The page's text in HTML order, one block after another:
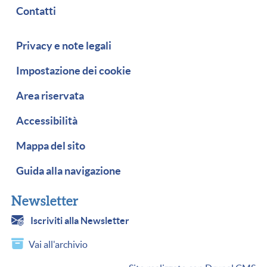
Contatti
Piè di pagina
Privacy e note legali
Impostazione dei cookie
Area riservata
Accessibilità
Mappa del sito
Guida alla navigazione
Newsletter
Iscriviti alla Newsletter
Vai all'archivio